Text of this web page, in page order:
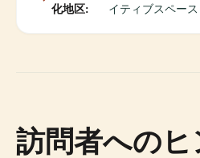
化地区:
イティブスペース
訪問者への